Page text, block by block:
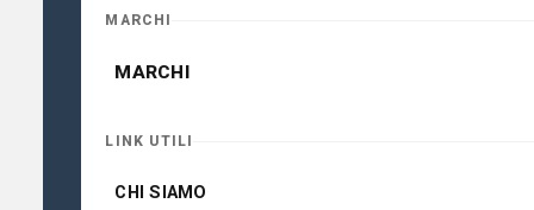
MARCHI
MARCHI
LINK UTILI
CHI SIAMO